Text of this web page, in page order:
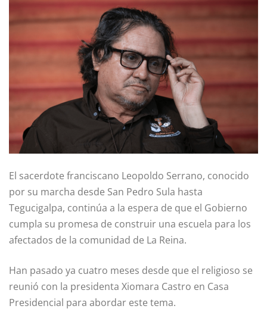
El sacerdote franciscano Leopoldo Serrano, conocido
por su marcha desde San Pedro Sula hasta
Tegucigalpa, continúa a la espera de que el Gobierno
cumpla su promesa de construir una escuela para los
afectados de la comunidad de La Reina.
Han pasado ya cuatro meses desde que el religioso se
reunió con la presidenta Xiomara Castro en Casa
Presidencial para abordar este tema.